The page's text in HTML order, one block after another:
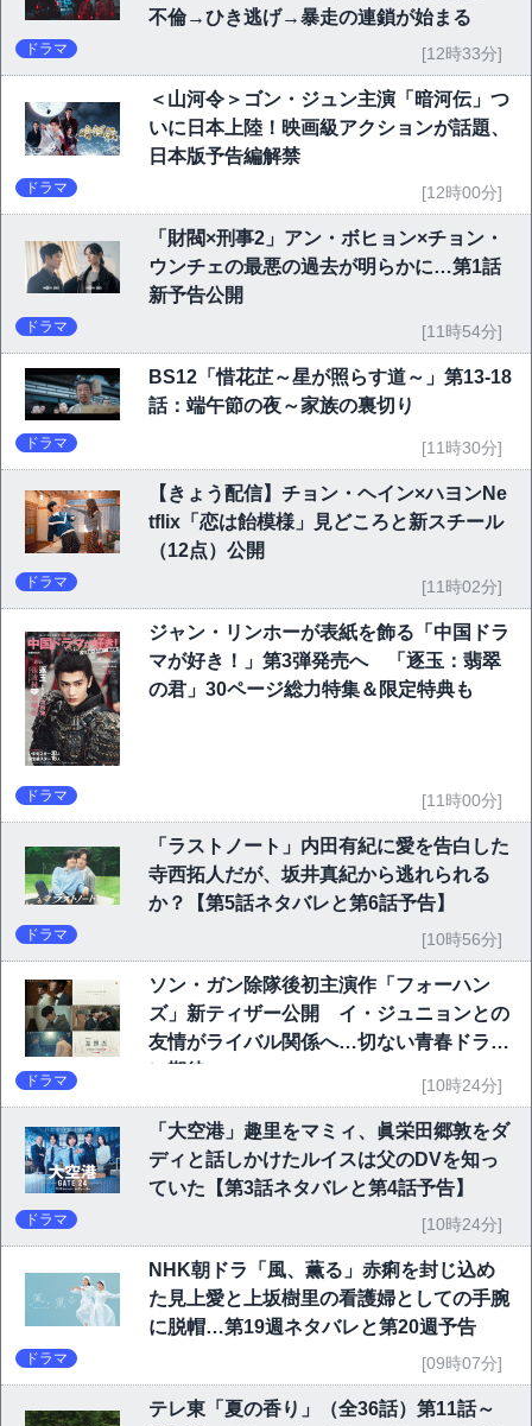
不倫→ひき逃げ→暴走の連鎖が始まる
ドラマ [12時33分]
＜山河令＞ゴン・ジュン主演「暗河伝」つ
いに日本上陸！映画級アクションが話題、
日本版予告編解禁
ドラマ [12時00分]
「財閥×刑事2」アン・ボヒョン×チョン・
ウンチェの最悪の過去が明らかに…第1話
新予告公開
ドラマ [11時54分]
BS12「惜花芷～星が照らす道～」第13-18
話：端午節の夜～家族の裏切り
ドラマ [11時30分]
【きょう配信】チョン・ヘイン×ハヨンNe
tflix「恋は飴模様」見どころと新スチール
（12点）公開
ドラマ [11時02分]
ジャン・リンホーが表紙を飾る「中国ドラ
マが好き！」第3弾発売へ 「逐玉：翡翠
の君」30ページ総力特集＆限定特典も
ドラマ [11時00分]
「ラストノート」内田有紀に愛を告白した
寺西拓人だが、坂井真紀から逃れられる
か？【第5話ネタバレと第6話予告】
ドラマ [10時56分]
ソン・ガン除隊後初主演作「フォーハン
ズ」新ティザー公開 イ・ジュニョンとの
友情がライバル関係へ…切ない青春ドラマ
に期待
ドラマ [10時24分]
「大空港」趣里をマミィ、眞栄田郷敦をダ
ディと話しかけたルイスは父のDVを知っ
ていた【第3話ネタバレと第4話予告】
ドラマ [10時24分]
NHK朝ドラ「風、薫る」赤痢を封じ込め
た見上愛と上坂樹里の看護婦としての手腕
に脱帽…第19週ネタバレと第20週予告
ドラマ [09時07分]
テレ東「夏の香り」（全36話）第11話～